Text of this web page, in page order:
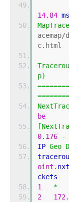
14.84 ms
MapTrace
c.html
p)
be
[
0.176
-
IP Geo
oint .
ckets
1
*
2